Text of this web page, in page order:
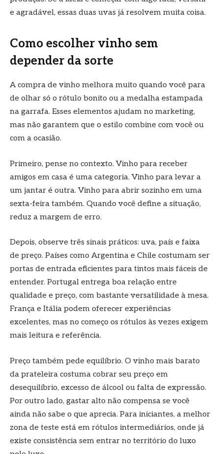
e agradável, essas duas uvas já resolvem muita coisa.
Como escolher vinho sem
depender da sorte
A compra de vinho melhora muito quando você para
de olhar só o rótulo bonito ou a medalha estampada
na garrafa. Esses elementos ajudam no marketing,
mas não garantem que o estilo combine com você ou
com a ocasião.
Primeiro, pense no contexto. Vinho para receber
amigos em casa é uma categoria. Vinho para levar a
um jantar é outra. Vinho para abrir sozinho em uma
sexta-feira também. Quando você define a situação,
reduz a margem de erro.
Depois, observe três sinais práticos: uva, país e faixa
de preço. Países como Argentina e Chile costumam ser
portas de entrada eficientes para tintos mais fáceis de
entender. Portugal entrega boa relação entre
qualidade e preço, com bastante versatilidade à mesa.
França e Itália podem oferecer experiências
excelentes, mas no começo os rótulos às vezes exigem
mais leitura e referência.
Preço também pede equilíbrio. O vinho mais barato
da prateleira costuma cobrar seu preço em
desequilíbrio, excesso de álcool ou falta de expressão.
Por outro lado, gastar alto não compensa se você
ainda não sabe o que aprecia. Para iniciantes, a melhor
zona de teste está em rótulos intermediários, onde já
existe consistência sem entrar no território do luxo